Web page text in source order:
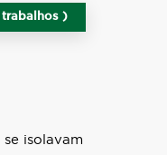
trabalhos )
isolavam